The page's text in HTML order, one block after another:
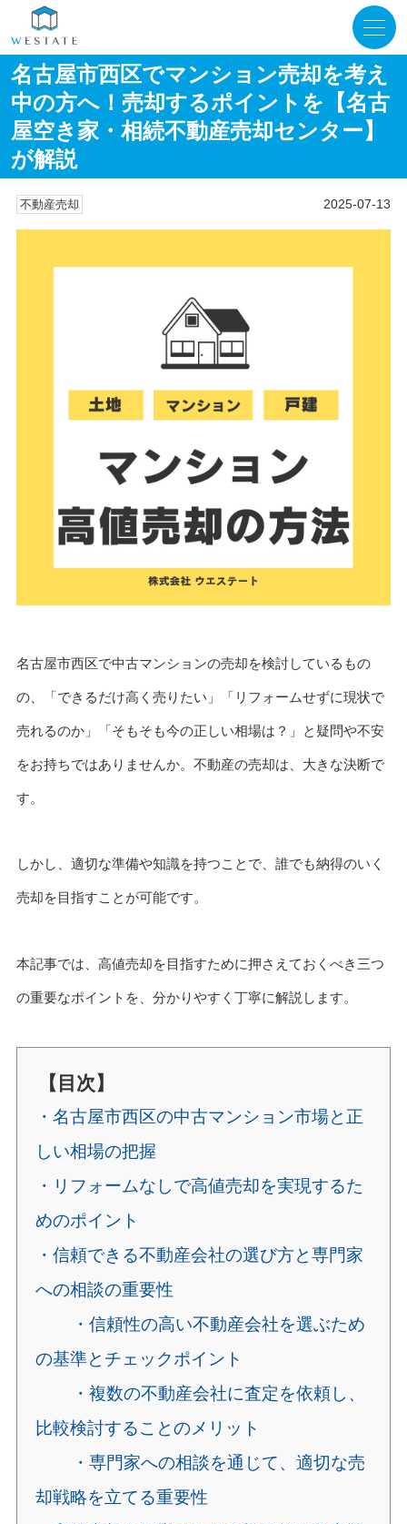
名古屋市西区でマンション売却を考え
中の方へ！売却するポイントを【名古
屋空き家・相続不動産売却センター】
が解説
不動産売却 2025-07-13
名古屋市西区で中古マンションの売却を検討しているもの
の、「できるだけ高く売りたい」「リフォームせずに現状で
売れるのか」「そもそも今の正しい相場は？」と疑問や不安
をお持ちではありませんか。不動産の売却は、大きな決断で
す。
しかし、適切な準備や知識を持つことで、誰でも納得のいく
売却を目指すことが可能です。
本記事では、高値売却を目指すために押さえておくべき三つ
の重要なポイントを、分かりやすく丁寧に解説します。
【目次】
・名古屋市西区の中古マンション市場と正
しい相場の把握
・リフォームなしで高値売却を実現するた
めのポイント
・信頼できる不動産会社の選び方と専門家
への相談の重要性
・信頼性の高い不動産会社を選ぶため
の基準とチェックポイント
・複数の不動産会社に査定を依頼し、
比較検討することのメリット
・専門家への相談を通じて、適切な売
却戦略を立てる重要性